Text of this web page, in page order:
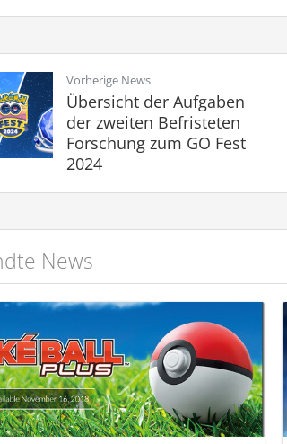
Vorherige News
Übersicht der Aufgaben
der zweiten Befristeten
Forschung zum GO Fest
2024
News